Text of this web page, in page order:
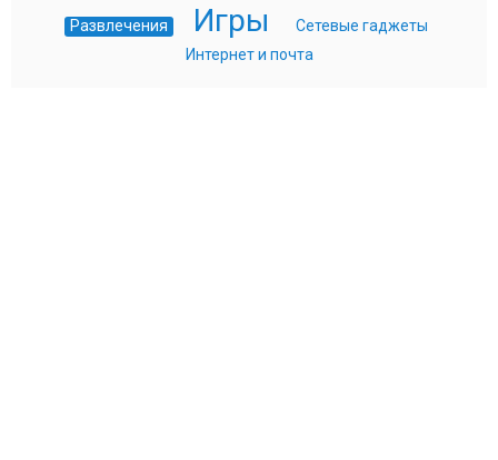
Развлечения Игры
Сетевые гаджеты
Интернет и почта